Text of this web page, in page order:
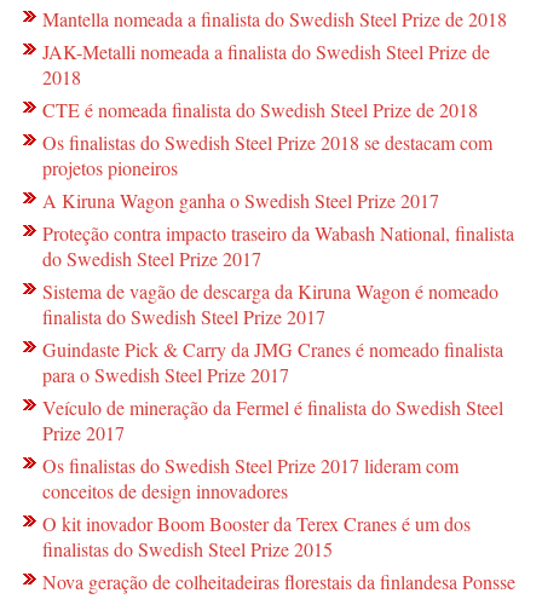
Mantella nomeada a finalista do Swedish Steel Prize de 2018
JAK-Metalli nomeada a finalista do Swedish Steel Prize de
2018
CTE é nomeada finalista do Swedish Steel Prize de 2018
Os finalistas do Swedish Steel Prize 2018 se destacam com
projetos pioneiros
A Kiruna Wagon ganha o Swedish Steel Prize 2017
Proteção contra impacto traseiro da Wabash National, finalista
do Swedish Steel Prize 2017
Sistema de vagão de descarga da Kiruna Wagon é nomeado
finalista do Swedish Steel Prize 2017
Guindaste Pick & Carry da JMG Cranes é nomeado finalista
para o Swedish Steel Prize 2017
Veículo de mineração da Fermel é finalista do Swedish Steel
Prize 2017
Os finalistas do Swedish Steel Prize 2017 lideram com
conceitos de design innovadores
O kit inovador Boom Booster da Terex Cranes é um dos
finalistas do Swedish Steel Prize 2015
Nova geração de colheitadeiras florestais da finlandesa Ponsse